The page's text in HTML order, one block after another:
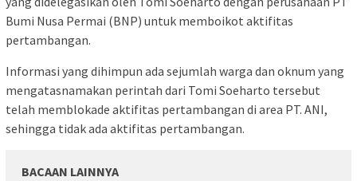
Bumi Nusa Permai (BNP) untuk memboikot aktifitas
pertambangan.
Informasi yang dihimpun ada sejumlah warga dan oknum yang
mengatasnamakan perintah dari Tomi Soeharto tersebut
telah memblokade aktifitas pertambangan di area PT. ANI,
sehingga tidak ada aktifitas pertambangan.
BACAAN LAINNYA